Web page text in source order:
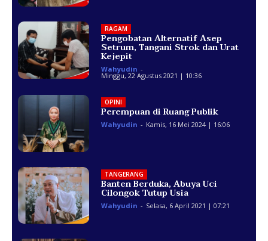
RAGAM
Pengobatan Alternatif Asep
Setrum, Tangani Strok dan Urat
Kejepit
Wahyudin -
Minggu, 22 Agustus 2021 | 10:36
OPINI
Perempuan di Ruang Publik
Wahyudin - Kamis, 16 Mei 2024 | 16:06
TANGERANG
Banten Berduka, Abuya Uci
Cilongok Tutup Usia
Wahyudin - Selasa, 6 April 2021 | 07:21